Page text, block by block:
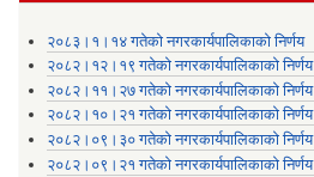
२०८३।१।१४ गतेको नगरकार्यपालिकाको निर्णय
२०८२।१२।१९ गतेको नगरकार्यपालिकाको निर्णय
२०८२।११।२७ गतेको नगरकार्यपालिकाको निर्णय
२०८२।१०।२१ गतेको नगरकार्यपालिकाको निर्णय
२०८२।०९।३० गतेको नगरकार्यपालिकाको निर्णय
२०८२।०९।२१ गतेको नगरकार्यपालिकाको निर्णय